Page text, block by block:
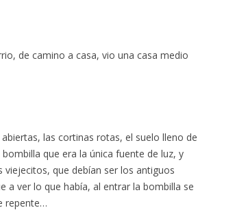
de camino a casa, vio una casa medio
las cortinas rotas, el suelo lleno de
que era la única fuente de luz, y
que debían ser los antiguos
a ver lo que había, al entrar la bombilla se
repente…